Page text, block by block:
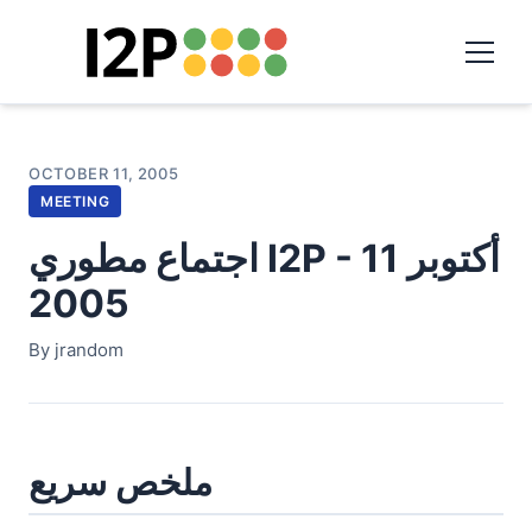
OCTOBER 11, 2005
MEETING
اجتماع مطوري I2P - 11 أكتوبر
2005
By jrandom
ملخص سريع